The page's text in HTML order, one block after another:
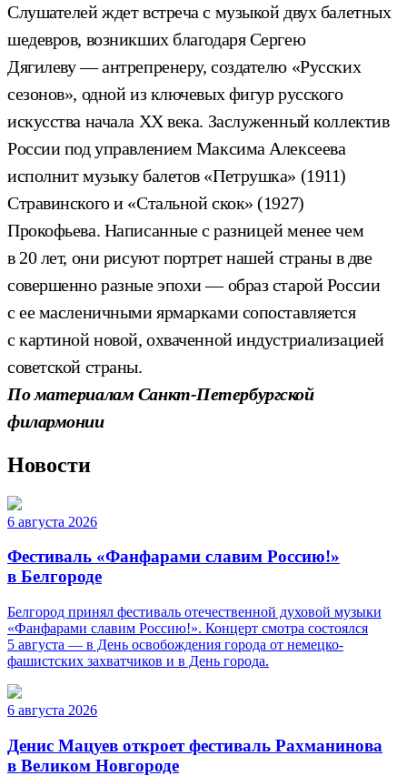
Слушателей ждет встреча с музыкой двух балетных
шедевров, возникших благодаря Сергею
Дягилеву — антрепренеру, создателю «Русских
сезонов», одной из ключевых фигур русского
искусства начала XX века. Заслуженный коллектив
России под управлением Максима Алексеева
исполнит музыку балетов «Петрушка» (1911)
Стравинского и «Стальной скок» (1927)
Прокофьева. Написанные с разницей менее чем
в 20 лет, они рисуют портрет нашей страны в две
совершенно разные эпохи — образ старой России
с ее масленичными ярмарками сопоставляется
с картиной новой, охваченной индустриализацией
советской страны.
По материалам Санкт-Петербургской
филармонии
Новости
6 августа 2026
Фестиваль «Фанфарами славим Россию!»
в Белгороде
Белгород принял фестиваль отечественной духовой музыки
«Фанфарами славим Россию!». Концерт смотра состоялся
5 августа — в День освобождения города от немецко-
фашистских захватчиков и в День города.
6 августа 2026
Денис Мацуев откроет фестиваль Рахманинова
в Великом Новгороде